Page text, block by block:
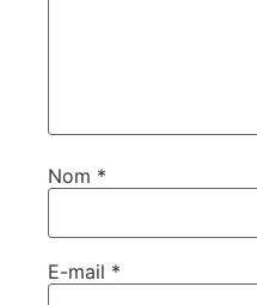
Nom *
E-mail *